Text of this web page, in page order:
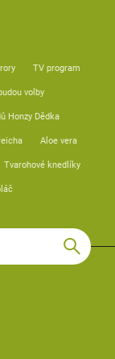
TV program
volby
Honzy Dědka
Aloe vera
Tvarohové knedlíky